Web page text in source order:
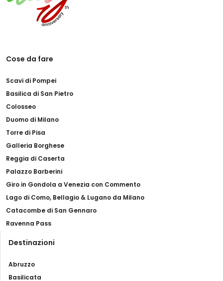
Cose da fare
Scavi di Pompei
Basilica di San Pietro
Colosseo
Duomo di Milano
Torre di Pisa
Galleria Borghese
Reggia di Caserta
Palazzo Barberini
Giro in Gondola a Venezia con Commento
Lago di Como, Bellagio & Lugano da Milano
Catacombe di San Gennaro
Ravenna Pass
Destinazioni
Abruzzo
Basilicata